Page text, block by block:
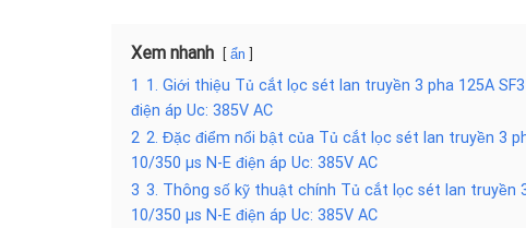
Xem nhanh ẩn
1 1. Giới thiệu Tủ cắt lọc sét lan truyền 3 pha 125A
điện áp Uc: 385V AC
2 2. Đặc điểm nổi bật của Tủ cắt lọc sét lan truyền 3
10/350 µs N-E điện áp Uc: 385V AC
3 3. Thông số kỹ thuật chính Tủ cắt lọc sét lan truyền
10/350 µs N-E điện áp Uc: 385V AC